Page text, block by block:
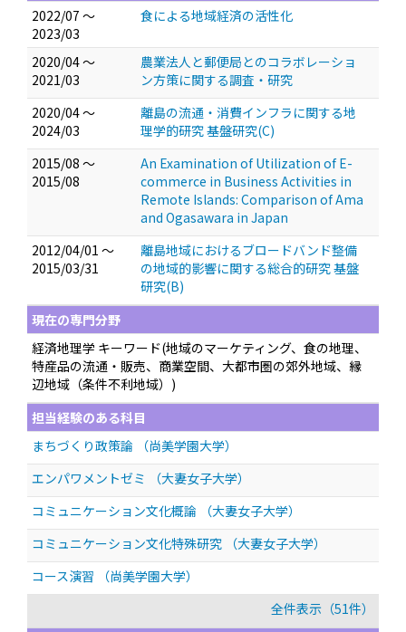
2022/07 ～
2023/03
食による地域経済の活性化
2020/04 ～
2021/03
農業法人と郵便局とのコラボレーショ
ン方策に関する調査・研究
2020/04 ～
2024/03
離島の流通・消費インフラに関する地
理学的研究 基盤研究(C)
2015/08 ～
2015/08
An Examination of Utilization of E-
commerce in Business Activities in
Remote Islands: Comparison of Ama
and Ogasawara in Japan
2012/04/01 ～
2015/03/31
離島地域におけるブロードバンド整備
の地域的影響に関する総合的研究 基盤
研究(B)
現在の専門分野
経済地理学 キーワード(地域のマーケティング、食の地理、
特産品の流通・販売、商業空間、大都市圏の郊外地域、縁
辺地域（条件不利地域）)
担当経験のある科目
まちづくり政策論 （尚美学園大学）
エンパワメントゼミ （大妻女子大学）
コミュニケーション文化概論 （大妻女子大学）
コミュニケーション文化特殊研究 （大妻女子大学）
コース演習 （尚美学園大学）
全件表示（51件）